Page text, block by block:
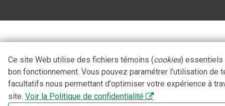
Ce site Web utilise des fichiers témoins (cookies) essentiels
bon fonctionnement. Vous pouvez paramétrer l'utilisation de
facultatifs nous permettant d'optimiser votre expérience à
site. Voir la Politique de confidentialité